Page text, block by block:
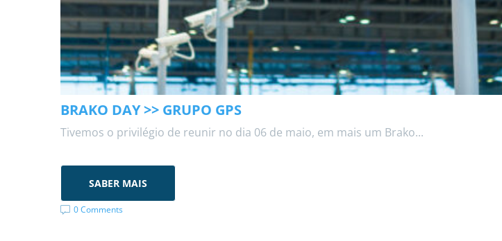
BRAKO DAY >> GRUPO GPS
Tivemos o privilégio de reunir no dia 06 de maio, em mais um Brako...
SABER MAIS
0 Comments